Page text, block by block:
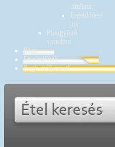
címlista
Érdeklődési
kör
Pontgyűjtő
számlám
Blog
Éttermeknek
Regisztrálj most!